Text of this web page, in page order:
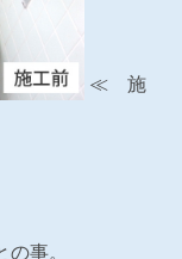
≪ 施
事。